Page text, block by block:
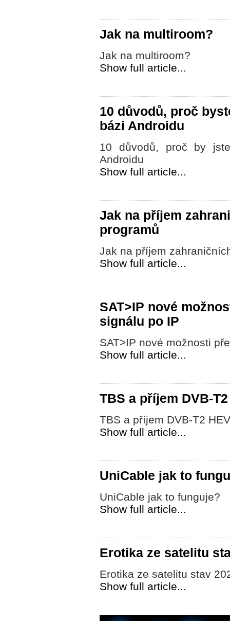
Jak na multiroom?
Jak na multiroom?
Show full article...
10 důvodů, proč
bázi Androidu
10 důvodů, proč by
Androidu
Show full article...
Jak na příjem
programů
Jak na příjem
Show full article...
SAT>IP nové
signálu po IP
SAT>IP nové možnosti
Show full article...
TBS a příjem DVB-
TBS a příjem DVB-T2
Show full article...
UniCable jak to
UniCable jak to funguje?
Show full article...
Erotika ze satelitu
Erotika ze satelitu stav
Show full article...